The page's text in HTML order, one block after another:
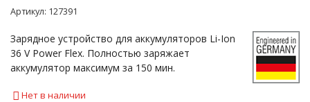
Артикул: 127391
Зарядное устройство для аккумуляторов Li-Ion
36 V Power Flex. Полностью заряжает
аккумулятор максимум за 150 мин.
Нет в наличии